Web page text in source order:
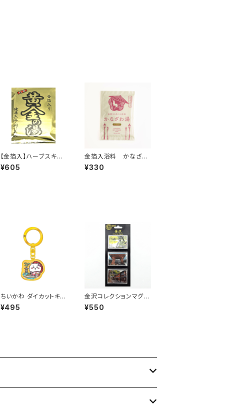
【金箔入】ハーブスキン
ケア入浴剤 黄金の湯
¥605
金箔入浴料 かなざわ
湯Ⓡ
¥330
ちいかわ ダイカットキー
ホルダー
¥495
金沢コレクションマグネ
ット（３個セット）
¥550